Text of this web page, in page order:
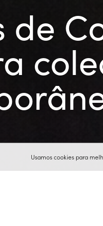
de
Usamos cookies para